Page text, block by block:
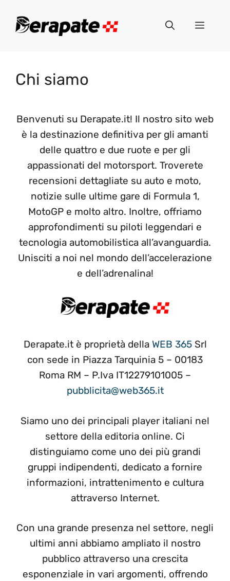
Menu
Chi siamo
Benvenuti su Derapate.it! Il nostro sito web
è la destinazione definitiva per gli amanti
delle quattro e due ruote e per gli
appassionati del motorsport. Troverete
recensioni dettagliate su auto e moto,
notizie sulle ultime gare di Formula 1,
MotoGP e molto altro. Inoltre, offriamo
approfondimenti su piloti leggendari e
tecnologia automobilistica all’avanguardia.
Unisciti a noi nel mondo dell’accelerazione
e dell’adrenalina!
Derapate.it è proprietà della WEB 365Srl
con sede in Piazza Tarquinia 5 – 00183
Roma RM – P.Iva IT12279101005 –
pubblicita@web365.it
Siamo uno dei principali player italiani nel
settore della editoria online. Ci
distinguiamo come uno dei più grandi
gruppi indipendenti, dedicato a fornire
informazioni, intrattenimento e cultura
attraverso Internet.
Con una grande presenza nel settore, negli
ultimi anni abbiamo ampliato il nostro
pubblico attraverso una crescita
esponenziale in vari argomenti, offrendo